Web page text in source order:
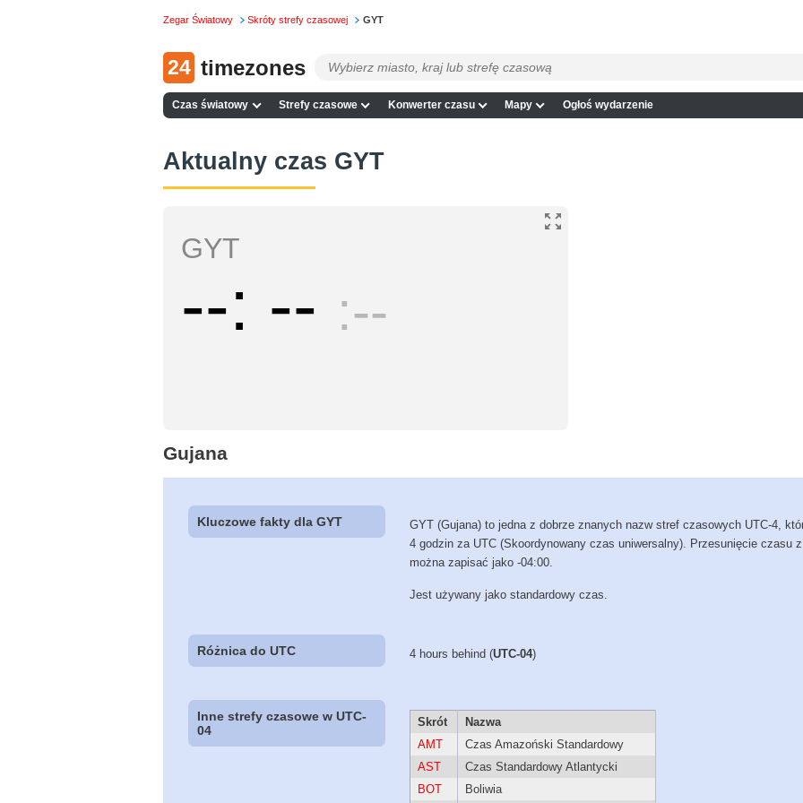
Zegar Światowy Skróty strefy czasowej GYT
24 timezones
Czas światowy Strefy czasowe Konwerter czasu Mapy Ogłoś wydarzenie
Aktualny czas GYT
GYT
-- -- --
Gujana
Kluczowe fakty dla GYT
GYT (Gujana) to jedna z dobrze znanych nazw stref czasowych UTC-4,
4 godzin za UTC (Skoordynowany czas uniwersalny). Przesunięcie czasu
można zapisać jako -04:00.
Jest używany jako standardowy czas.
Różnica do UTC 4 hours behind (UTC-04)
Inne strefy czasowe w UTC-
04
Skrót
Nazwa
AMT
Czas Amazoński Standardowy
AST
Czas Standardowy Atlantycki
BOT
Boliwia